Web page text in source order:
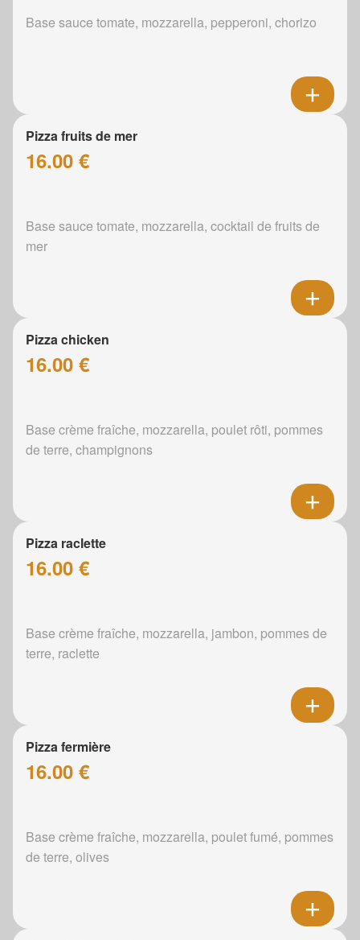
Base sauce tomate, mozzarella, pepperoni, chorizo
Pizza fruits de mer
16.00 €
Base sauce tomate, mozzarella, cocktail de fruits de
mer
Pizza chicken
16.00 €
Base crème fraîche, mozzarella, poulet rôti, pommes
de terre, champignons
Pizza raclette
16.00 €
Base crème fraîche, mozzarella, jambon, pommes de
terre, raclette
Pizza fermière
16.00 €
Base crème fraîche, mozzarella, poulet fumé, pommes
de terre, olives